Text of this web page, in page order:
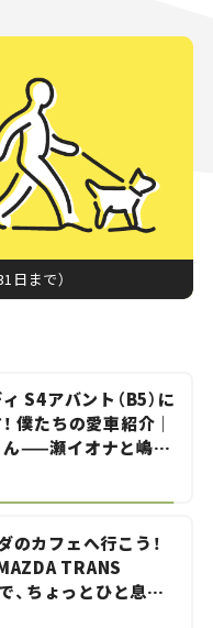
日まで）
S4アバント（B5）に
僕たちの愛車紹介｜
ん——瀬イオナと嶋田
マでざっくばらんば
のカフェへ行こう！
TRANS
、ちょっとひと息。
とクルマでどうす